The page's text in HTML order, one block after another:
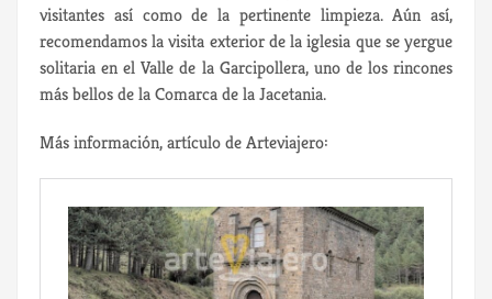
visitantes así como de la pertinente limpieza. Aún así,
recomendamos la visita exterior de la iglesia que se yergue
solitaria en el Valle de la Garcipollera, uno de los rincones
más bellos de la Comarca de la Jacetania.
Más información, artículo de Arteviajero: